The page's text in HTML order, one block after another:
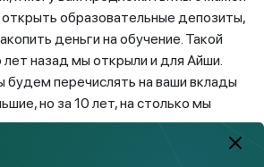
открыть образовательные депозиты,
деньги на обучение. Такой
назад мы открыли и для Айши.
перечислять на ваши вклады
но за 10 лет, на столько мы
депозиты, нужную сумму для
Причем, на вклады будет